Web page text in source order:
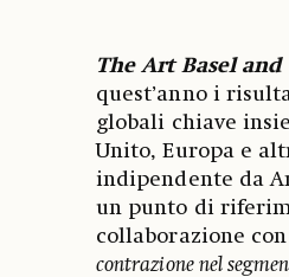
The Art Basel
quest’anno i
globali chiave
Unito, Europa e
indipendente da
un punto di
collaborazione
contrazione nel